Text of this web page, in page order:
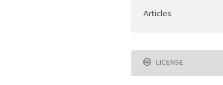
Articles
LICENSE